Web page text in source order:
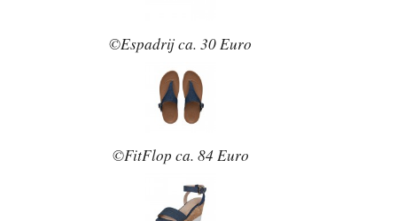
©Espadrij ca. 30 Euro
©FitFlop ca. 84 Euro